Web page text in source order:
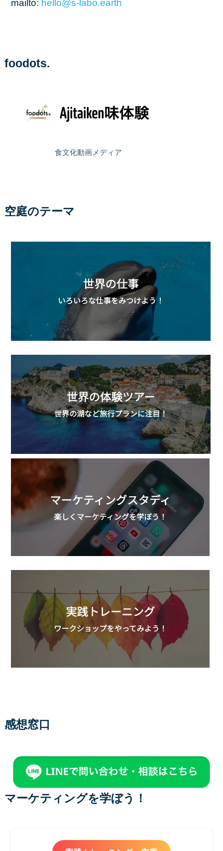
mailto: hello@s-labo.earth
foodots.
食文化動画メディア
空庭のテーマ
感想窓口
マーケティングを学ぼう！